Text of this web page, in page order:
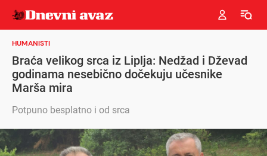
HUMANISTI
Braća velikog srca iz Liplja: Nedžad i Dževad
godinama nesebično dočekuju učesnike
Marša mira
Potpuno besplatno i od srca